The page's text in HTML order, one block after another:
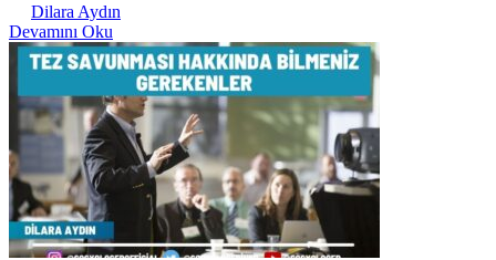
Dilara Aydın
Devamını Oku